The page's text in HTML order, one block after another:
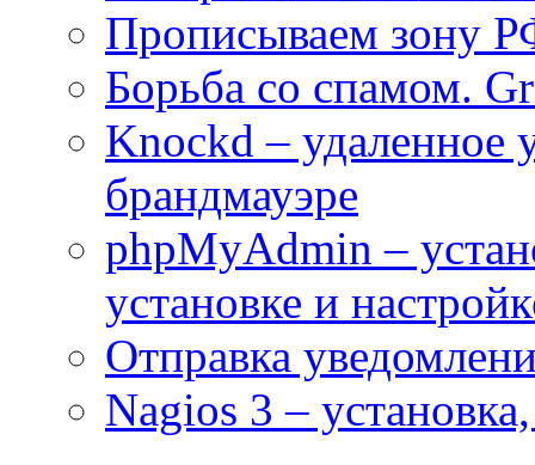
Прописываем зону
Борьба со спамом.
Knockd – удаленное
брандмауэре
phpMyAdmin –
установке и
Отправка
Nagios 3 –